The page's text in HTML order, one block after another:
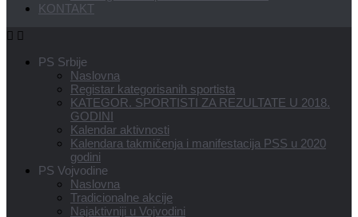
KONTAKT
PS Srbije
Naslovna
Registar kategorisanih sportista
KATEGOR. SPORTISTI ZA REZULTATE U 2018.
GODINI
Kalendar aktivnosti
Kalendara takmičenja i manifestacija PSS u 2020
godini
PS Vojvodine
Naslovna
Tradicionalne akcije
Najaktivniji u Vojvodini